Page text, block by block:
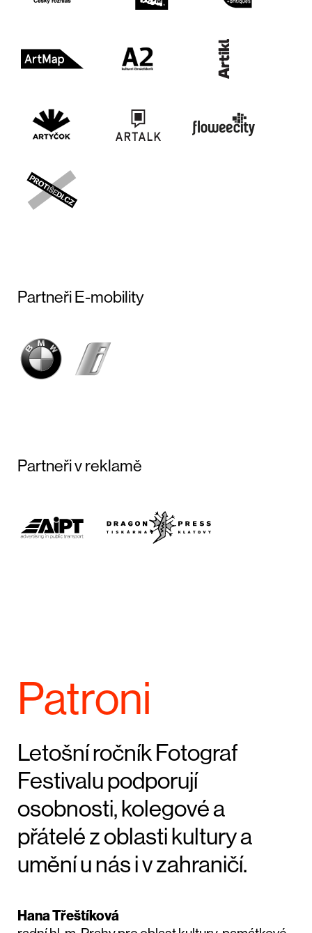
Partneři E-mobility
Partneři v reklamě
Patroni
Letošní ročník Fotograf
Festivalu podporují
osobnosti, kolegové a
přátelé z oblasti kultury a
umění u nás i v zahraničí.
Hana Třeštíková